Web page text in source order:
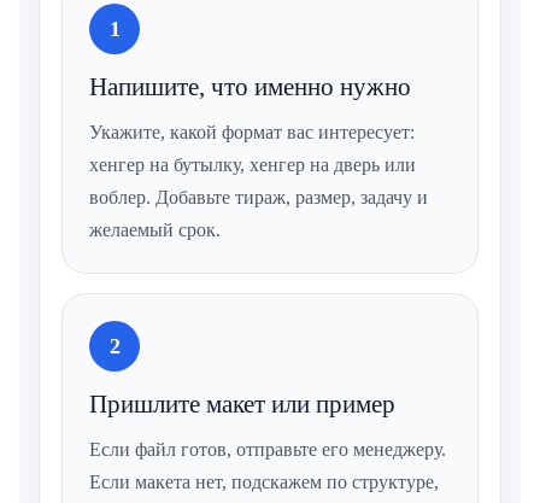
1
Напишите, что именно нужно
Укажите, какой формат вас интересует:
хенгер на бутылку, хенгер на дверь или
воблер. Добавьте тираж, размер, задачу и
желаемый срок.
2
Пришлите макет или пример
Если файл готов, отправьте его менеджеру.
Если макета нет, подскажем по структуре,